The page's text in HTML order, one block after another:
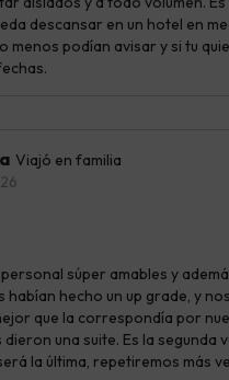
descansar en un hotel en
menos podían avisar y si tu
Viajó en familia
súper amables y
habían hecho un up grade, y
que la correspondía por
una suite. Es la segunda
la última, repetiremos más